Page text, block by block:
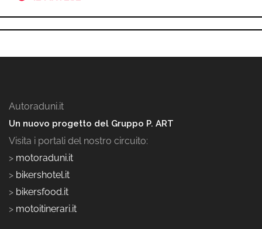
Autoraduni.it
Un nuovo progetto del Gruppo P. ART
Visita i portali del nostro circuito:
> motoraduni.it
> bikershotel.it
> bikersfood.it
> motoitinerari.it